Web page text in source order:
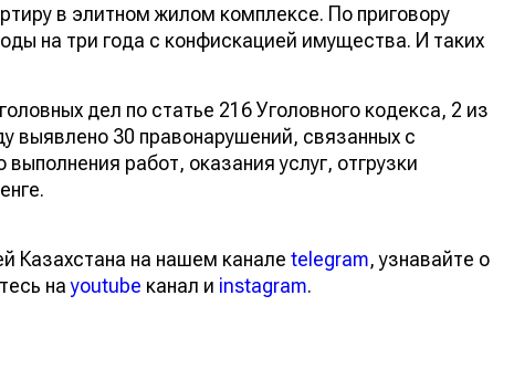
в элитном жилом комплексе. По приговору
на три года с конфискацией имущества. И таких
дел по статье 216 Уголовного кодекса, 2 из
выявлено 30 правонарушений, связанных с
работ, оказания услуг, отгрузки
Казахстана на нашем канале telegram, узнавайте о
наyoutube канал и instagram.